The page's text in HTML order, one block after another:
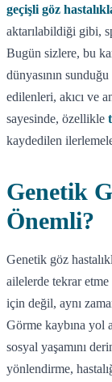
geçişli göz
aktarılabildiği gibi,
Bugün sizlere, bu
dünyasının sunduğu
edilenleri, akıcı ve
sayesinde, özellikle
kaydedilen
Genetik
Önemli?
Genetik göz
ailelerde tekrar
için değil, aynı
Görme kaybına yol
sosyal yaşamını
yönlendirme,